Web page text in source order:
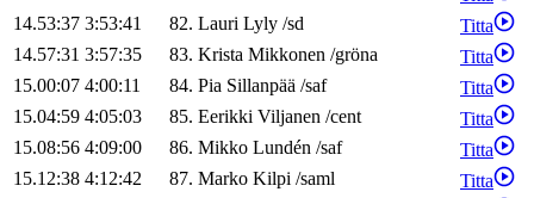
14.53:37 3:53:41 82. Lauri Lyly /sd
Titta
14.57:31 3:57:35 83. Krista Mikkonen /gröna
Titta
15.00:07 4:00:11 84. Pia Sillanpää /saf
Titta
15.04:59 4:05:03 85. Eerikki Viljanen /cent
Titta
15.08:56 4:09:00 86. Mikko Lundén /saf
Titta
15.12:38 4:12:42 87. Marko Kilpi /saml
Titta